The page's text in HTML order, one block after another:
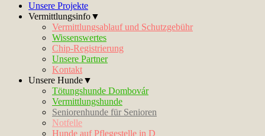
Unsere Projekte
Vermittlungsinfo▼
Vermittlungsablauf und Schutzgebühr
Wissenswertes
Chip-Registrierung
Unsere Partner
Kontakt
Unsere Hunde▼
Tötungshunde Dombovár
Vermittlungshunde
Seniorenhunde für Senioren
Notfelle
Hunde auf Pflegestelle in D